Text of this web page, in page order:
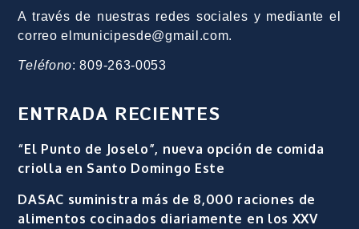
A través de nuestras redes sociales y mediante el
correo elmunicipesde@gmail.com.
Teléfono: 809-263-0053
ENTRADA RECIENTES
“El Punto de Joselo”, nueva opción de comida
criolla en Santo Domingo Este
DASAC suministra más de 8,000 raciones de
alimentos cocinados diariamente en los XXV